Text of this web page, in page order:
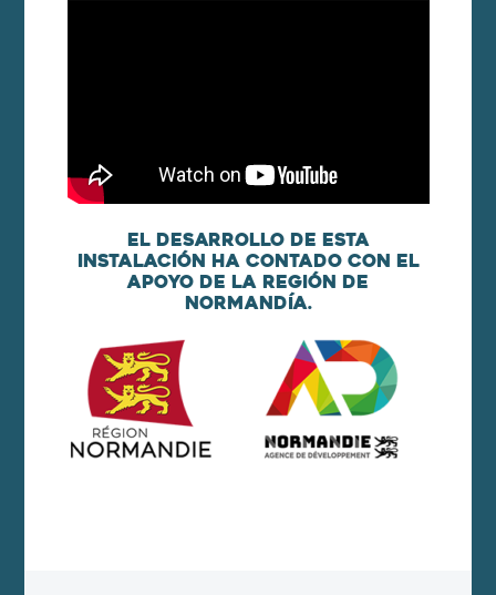
El desarrollo de esta
instalación ha contado con el
apoyo de la región de
Normandía.